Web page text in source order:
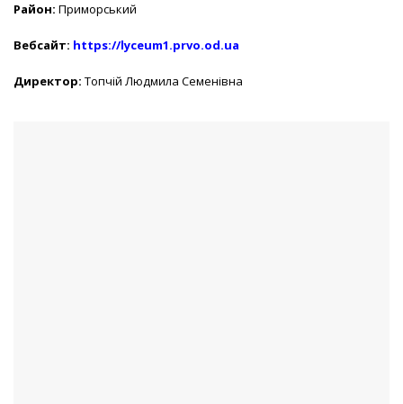
Район: Приморський
Вебсайт: https://lyceum1.prvo.od.ua
Директор: Топчій Людмила Семенівна